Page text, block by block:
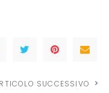
SUCCESSIVO